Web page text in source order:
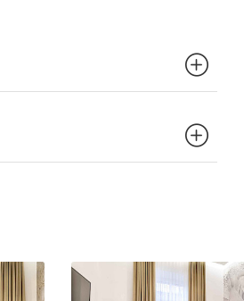
sve vam je nadohvat ruke.
širem gradskom području.